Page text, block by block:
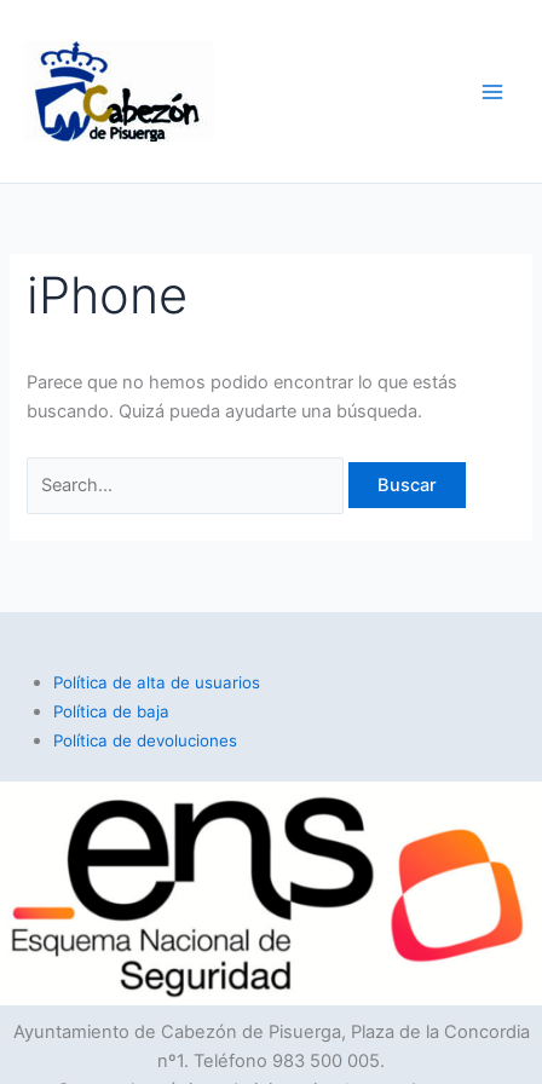
contenido
iPhone
Parece que no hemos podido encontrar lo que estás
buscando. Quizá pueda ayudarte una búsqueda.
Política de alta de usuarios
Política de baja
Política de devoluciones
Ayuntamiento de Cabezón de Pisuerga, Plaza de la Concordia
nº1. Teléfono 983 500 005.